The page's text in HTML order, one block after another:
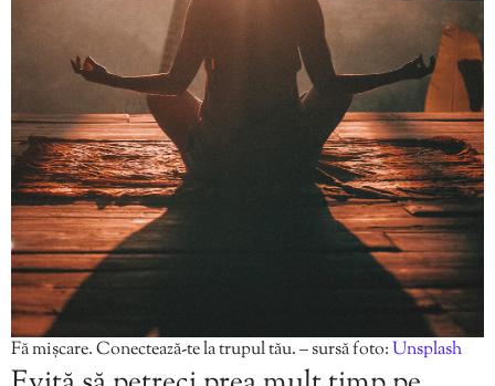
Fă mișcare. Conectează-te la trupul tău. – sursă foto:Unsplash